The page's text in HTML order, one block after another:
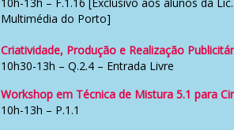
Multimédia do Porto]
Criatividade, Produção e Realização
10h30-13h – Q.2.4 – Entrada Livre
Workshop em Técnica de Mistura 5.1 para
10h-13h – P.1.1